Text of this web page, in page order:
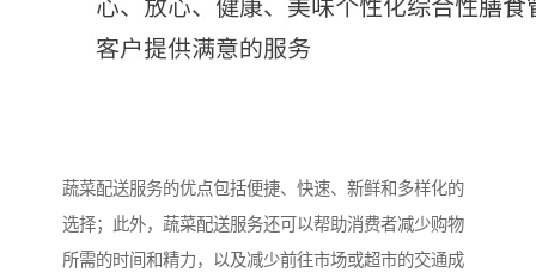
蔬菜配送服务的优点包括便捷、快速、新鲜和多样化的
选择；此外，蔬菜配送服务还可以帮助消费者减少购物
所需的时间和精力，以及减少前往市场或超市的交通成